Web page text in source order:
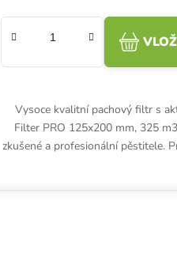
Vysoce kvalitní pachový filtr s
Filter PRO 125x200 mm, 325
zkušené a profesionální pěstitele.